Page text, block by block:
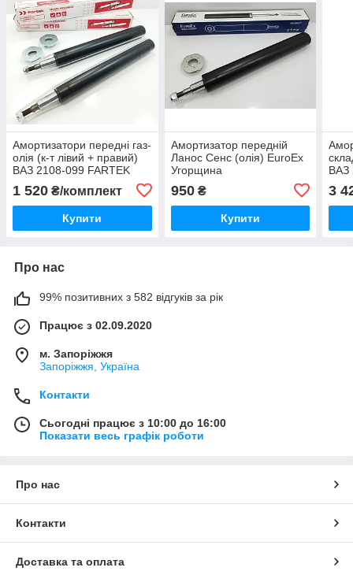
Амортизатори передні газ-
олія (к-т лівий + правий)
ВАЗ 2108-099 FARTEK
1 520 ₴/комплект
Купити
Амортизатор передній
Ланос Сенс (олія) EuroEx
Угорщина
950₴
Купити
ВАЗ
3
Про нас
99% позитивних з 582 відгуків за рік
Працює з 02.09.2020
м. Запоріжжя
Запоріжжя, Україна
Контакти
Сьогодні працює з 10:00 до 16:00
Показати весь графік роботи
Про нас
Контакти
Доставка та оплата